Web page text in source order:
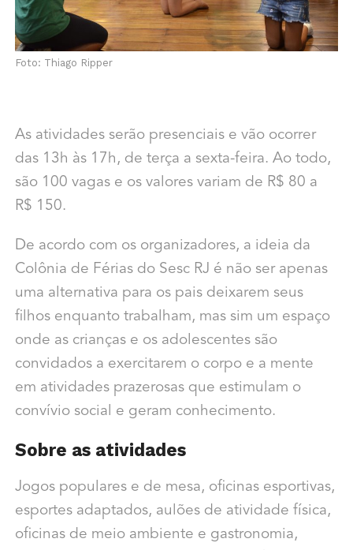
Foto: Thiago Ripper
As atividades serão presenciais e vão ocorrer
das 13h às 17h, de terça a sexta-feira. Ao todo,
são 100 vagas e os valores variam de R$ 80 a
R$ 150.
De acordo com os organizadores, a ideia da
Colônia de Férias do Sesc RJ é não ser apenas
uma alternativa para os pais deixarem seus
filhos enquanto trabalham, mas sim um espaço
onde as crianças e os adolescentes são
convidados a exercitarem o corpo e a mente
em atividades prazerosas que estimulam o
convívio social e geram conhecimento.
Sobre as atividades
Jogos populares e de mesa, oficinas esportivas,
esportes adaptados, aulões de atividade física,
oficinas de meio ambiente e gastronomia,